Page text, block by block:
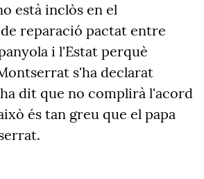
està inclòs en el
reparació pactat entre
i l'Estat perquè
s'ha declarat
dit que no complirà l'acord
és tan greu que el papa